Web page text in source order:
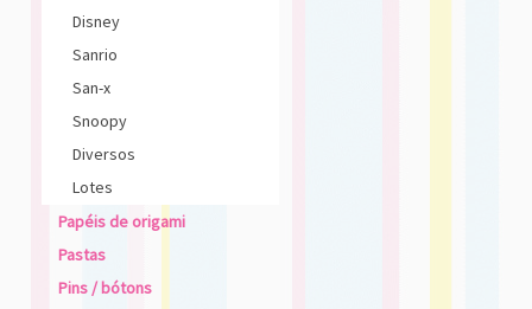
Disney
Sanrio
San-x
Snoopy
Diversos
Lotes
Papéis de origami
Pastas
Pins / bótons